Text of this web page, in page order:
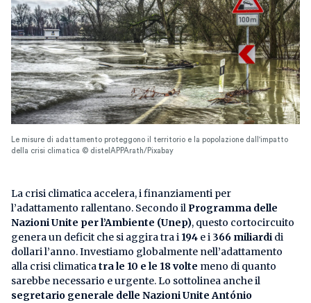
Le misure di adattamento proteggono il territorio e la popolazione dall'impatto
della crisi climatica © distelAPPArath/Pixabay
La crisi climatica accelera, i finanziamenti per
l’adattamento rallentano. Secondo ilProgramma delle
Nazioni Unite per l’Ambiente (Unep), questo cortocircuito
genera un deficit che si aggira tra i 194 e i 366 miliardi di
dollari l’anno. Investiamo globalmente nell’adattamento
alla crisi climaticatra le 10 e le 18 volte meno di quanto
sarebbe necessario e urgente. Lo sottolinea anche il
segretario generale delle Nazioni Unite António